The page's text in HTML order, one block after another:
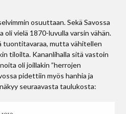
osuuttaan. Sekä Savossa
oli vielä 1870-luvulla varsin vähän.
tuontitavaraa, mutta vähitellen
tiloilta. Kananlihalla sitä vastoin
oli joillakin ”herrojen
pidettiin myös hanhia ja
seuraavasta taulukosta: